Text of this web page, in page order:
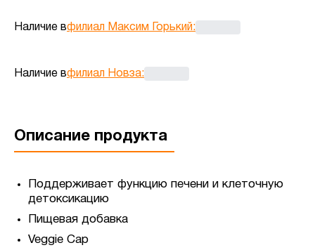
Наличие вфилиал Максим Горький :
Наличие вфилиал Новза:
Описание продукта
Поддерживает функцию печени и клеточную
детоксикацию
Пищевая добавка
Veggie Cap